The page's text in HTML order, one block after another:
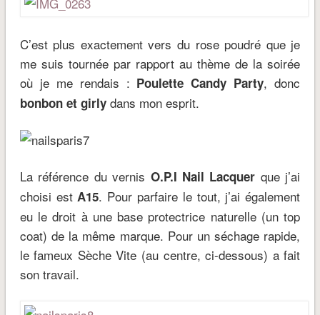
C’est plus exactement vers du rose poudré que je
me suis tournée par rapport au thème de la soirée
où je me rendais : Poulette Candy Party, donc
bonbon et girlydans mon esprit.
La référence du vernis O.P.I Nail Lacquer que j’ai
choisi estA15. Pour parfaire le tout, j’ai également
eu le droit à une base protectrice naturelle (un top
coat) de la même marque. Pour un séchage rapide,
le fameux Sèche Vite (au centre, ci-dessous) a fait
son travail.